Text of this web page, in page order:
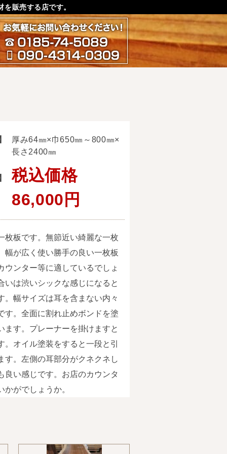
販売する店です。
お気軽にお問い合わせ下さ
0185-74-5089
090-4314-0309
厚み64㎜×巾650㎜～800㎜×
長さ2400㎜
税込価格
86,000円
枚板です。無節近い綺麗な一枚
幅が広く使い勝手の良い一枚板
ウンター等に適しているでしょ
いは渋いシックな感じになると
。幅サイズは耳を含まない内々
す。全面に割れ止めボンドを塗
ます。プレーナーを掛けますと
。オイル塗装をすると一段と引
す。左側の耳部分がクネクネし
良い感じです。お店のカウンタ
かがでしょうか。